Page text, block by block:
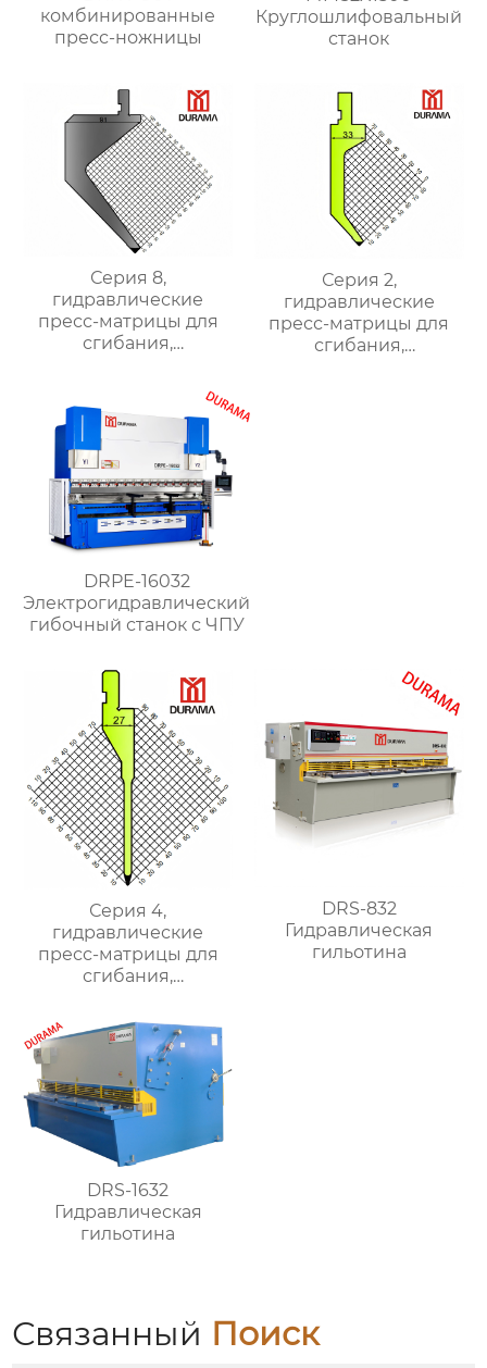
комбинированные
пресс-ножницы
Круглошлифовальный
станок
Серия 8,
гидравлические
пресс-матрицы для
сгибания,
формы для сгибания
листового металла
Серия 2,
гидравлические
пресс-матрицы для
сгибания,
DRPE-16032
Электрогидравлический
гибочный станок с ЧПУ
Серия 4,
гидравлические
пресс-матрицы для
сгибания,
формы для сгибания
листового металла
DRS-832
Гидравлическая
гильотина
DRS-1632
Гидравлическая
гильотина
Связанный Поиск